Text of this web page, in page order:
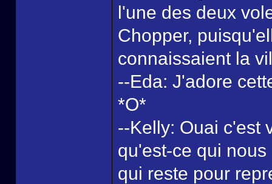
l'une des deux
Chopper,
connaissaient la
--Eda: J'adore
*O*
--Kelly: Ouai c'est
qu'est-ce qui
qui reste pour